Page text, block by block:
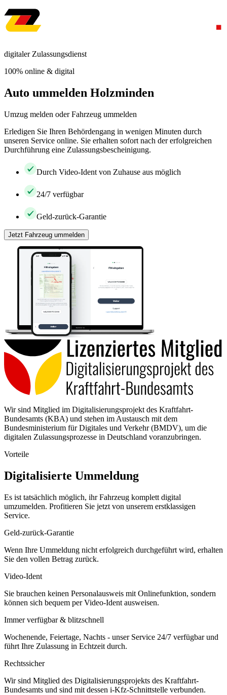
digitaler Zulassungsdienst
100% online & digital
Auto ummelden Holzminden
Umzug melden oder Fahrzeug ummelden
Erledigen Sie Ihren Behördengang in wenigen Minuten durch
unseren Service online. Sie erhalten sofort nach der erfolgreichen
Durchführung eine Zulassungsbescheinigung.
Durch Video-Ident von Zuhause aus möglich
24/7 verfügbar
Geld-zurück-Garantie
Jetzt Fahrzeug ummelden
Wir sind Mitglied im Digitalisierungsprojekt des Kraftfahrt-
Bundesamts (KBA) und stehen im Austausch mit dem
Bundesministerium für Digitales und Verkehr (BMDV), um die
digitalen Zulassungsprozesse in Deutschland voranzubringen.
Vorteile
Digitalisierte Ummeldung
Es ist tatsächlich möglich, ihr Fahrzeug komplett digital
umzumelden. Profitieren Sie jetzt von unserem erstklassigen
Service.
Geld-zurück-Garantie
Wenn Ihre Ummeldung nicht erfolgreich durchgeführt wird, erhalten
Sie den vollen Betrag zurück.
Video-Ident
Sie brauchen keinen Personalausweis mit Onlinefunktion, sondern
können sich bequem per Video-Ident ausweisen.
Immer verfügbar & blitzschnell
Wochenende, Feiertage, Nachts - unser Service 24/7 verfügbar und
führt Ihre Zulassung in Echtzeit durch.
Rechtssicher
Wir sind Mitglied des Digitalisierungsprojekts des Kraftfahrt-
Bundesamts und sind mit dessen i-Kfz-Schnittstelle verbunden.